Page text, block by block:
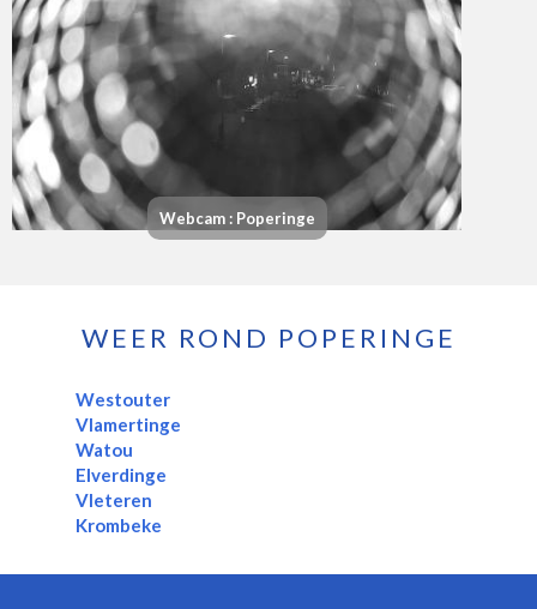
Webcam : Poperinge
WEER ROND POPERINGE
Westouter
Vlamertinge
Watou
Elverdinge
Vleteren
Krombeke